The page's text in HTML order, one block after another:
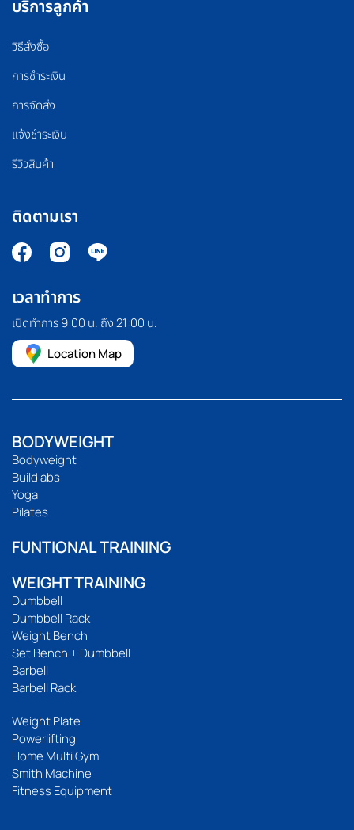
บริการลูกค้า
วิธีสั่งซื้อ
การชำระเงิน
การจัดส่ง
แจ้งชำระเงิน
รีวิวสินค้า
ติดตามเรา
เวลาทำการ
เปิดทำการ 9:00 น. ถึง 21:00 น.
Location Map
BODYWEIGHT
Bodyweight
Build abs
Yoga
Pilates
FUNTIONAL TRAINING
WEIGHT TRAINING
Dumbbell
Dumbbell Rack
Weight Bench
Set Bench + Dumbbell
Barbell
Barbell Rack
Weight Plate
Powerlifting
Home Multi Gym
Smith Machine
Fitness Equipment